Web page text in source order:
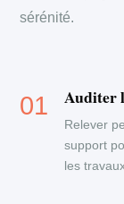
sérénité.
Auditer
Relever
support
les